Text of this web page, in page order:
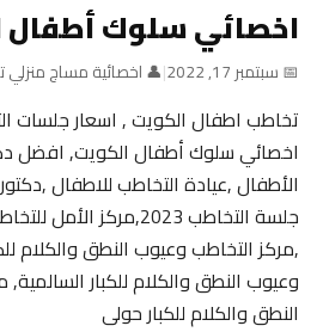
اخصائي سلوك أطفال
📅 سبتمبر 17, 2022 |👤 اخصائية مساج منزلي
تخاطب اطفال الكويت , اسعار جلسات
اخصائي سلوك أطفال الكويت, افضل
الأطفال ,عيادة التخاطب للاطفال
جلسة التخاطب 2023,مركز
,مركز التخاطب وعيوب النطق والكلام
وعيوب النطق والكلام للكبار
النطق والكلام للكبار حولى